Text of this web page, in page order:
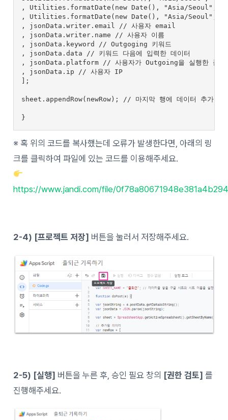
, Utilities.formatDate(new Date(), "Asia/Seoul",
, Utilities.formatDate(new Date(), "Asia/Seoul",
, jsonData.writer.email // 사용자 email
, jsonData.writer.name // 사용자 이름
, jsonData.keyword // Outgoging 키워드
, jsonData.data // 키워드 다음에 입력한 데이터
, jsonData.platform // 사용자가 Outgoing을 실행한 플랫
, jsonData.ip // 사용자 IP
];
sheet.appendRow(newRow); // 마지막 행에 데이터 추가합
}
※ 혹 위의 코드를 복사했는데 오류가 발생한다면, 아래의 링
크를 클릭하여 파일에 있는 코드를 이용해주세요.
https://www.jandi.com/file/
2-4) [프로젝트 저장] 버튼을 눌러서 저장해주세요.
2-5) [실행] 버튼을 누른 후, 승인 필요 창의 [권한 검토] 를
진행해주세요.